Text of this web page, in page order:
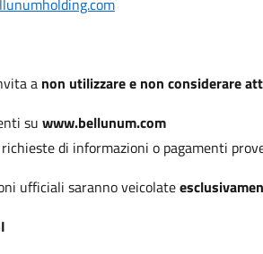
a non utilizzare e non considerare
su www.bellunum.com
di informazioni o pagamenti
ufficiali saranno veicolate